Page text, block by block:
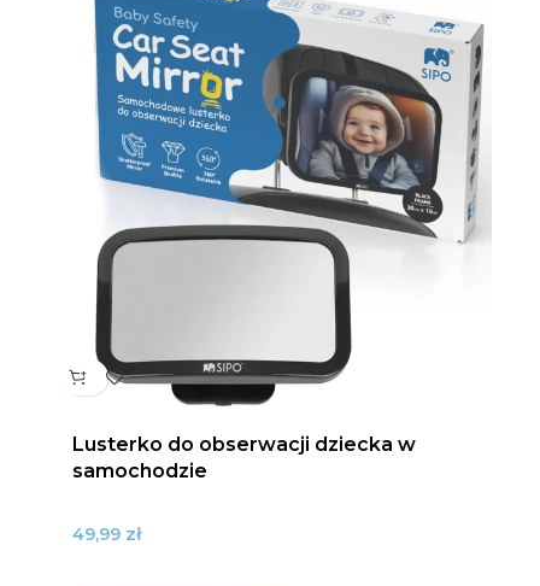
Lusterko do obserwacji dziecka w
samochodzie
49,99 zł